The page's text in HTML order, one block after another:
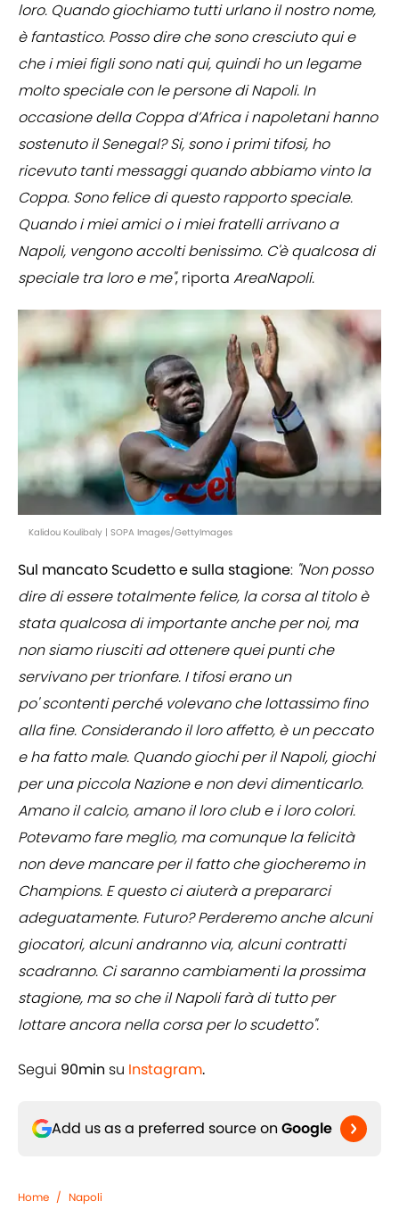
loro. Quando giochiamo tutti urlano il nostro nome,
è fantastico. Posso dire che sono cresciuto qui e
che i miei figli sono nati qui, quindi ho un legame
molto speciale con le persone di Napoli. In
occasione della Coppa d’Africa i napoletani hanno
sostenuto il Senegal? Si, sono i primi tifosi, ho
ricevuto tanti messaggi quando abbiamo vinto la
Coppa. Sono felice di questo rapporto speciale.
Quando i miei amici o i miei fratelli arrivano a
Napoli, vengono accolti benissimo. C'è qualcosa di
speciale tra loro e me", riporta AreaNapoli.
Kalidou Koulibaly | SOPA Images/GettyImages
Sul mancato Scudetto e sulla stagione: "Non posso
dire di essere totalmente felice, la corsa al titolo è
stata qualcosa di importante anche per noi, ma
non siamo riusciti ad ottenere quei punti che
servivano per trionfare. I tifosi erano un
po' scontenti perché volevano che lottassimo fino
alla fine. Considerando il loro affetto, è un peccato
e ha fatto male. Quando giochi per il Napoli, giochi
per una piccola Nazione e non devi dimenticarlo.
Amano il calcio, amano il loro club e i loro colori.
Potevamo fare meglio, ma comunque la felicità
non deve mancare per il fatto che giocheremo in
Champions. E questo ci aiuterà a prepararci
adeguatamente. Futuro? Perderemo anche alcuni
giocatori, alcuni andranno via, alcuni contratti
scadranno. Ci saranno cambiamenti la prossima
stagione, ma so che il Napoli farà di tutto per
lottare ancora nella corsa per lo scudetto".
Segui 90min su Instagram.
Add us as a preferred source on Google
Home / Napoli